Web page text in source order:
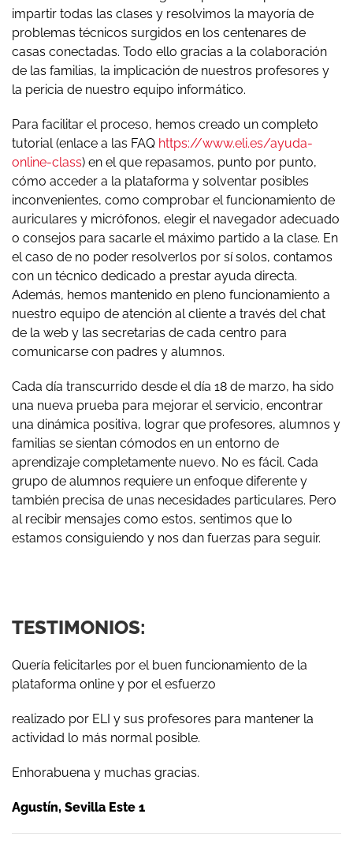
impartir todas las clases y resolvimos la mayoría de
problemas técnicos surgidos en los centenares de
casas conectadas. Todo ello gracias a la colaboración
de las familias, la implicación de nuestros profesores y
la pericia de nuestro equipo informático.
Para facilitar el proceso, hemos creado un completo
tutorial (enlace a las FAQ https://www.eli.es/ayuda-
online-class) en el que repasamos, punto por punto,
cómo acceder a la plataforma y solventar posibles
inconvenientes, como comprobar el funcionamiento de
auriculares y micrófonos, elegir el navegador adecuado
o consejos para sacarle el máximo partido a la clase. En
el caso de no poder resolverlos por sí solos, contamos
con un técnico dedicado a prestar ayuda directa.
Además, hemos mantenido en pleno funcionamiento a
nuestro equipo de atención al cliente a través del chat
de la web y las secretarias de cada centro para
comunicarse con padres y alumnos.
Cada día transcurrido desde el día 18 de marzo, ha sido
una nueva prueba para mejorar el servicio, encontrar
una dinámica positiva, lograr que profesores, alumnos y
familias se sientan cómodos en un entorno de
aprendizaje completamente nuevo. No es fácil. Cada
grupo de alumnos requiere un enfoque diferente y
también precisa de unas necesidades particulares. Pero
al recibir mensajes como estos, sentimos que lo
estamos consiguiendo y nos dan fuerzas para seguir.
TESTIMONIOS:
Quería felicitarles por el buen funcionamiento de la
plataforma online y por el esfuerzo
realizado por ELI y sus profesores para mantener la
actividad lo más normal posible.
Enhorabuena y muchas gracias.
Agustín, Sevilla Este 1